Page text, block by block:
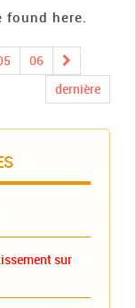
found here.
06
dernière
sur